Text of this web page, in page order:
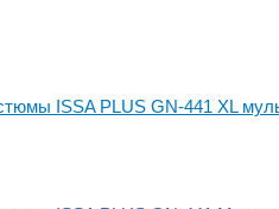
ISSA PLUS GN-441 XL